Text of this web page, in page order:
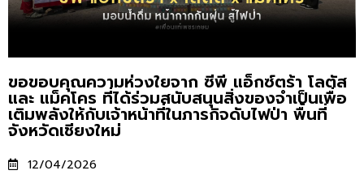
ขอขอบคุณความห่วงใยจาก ซีพี แอ็กซ์ตร้า โลตัส
และ แม็คโคร ที่ได้ร่วมสนับสนุนสิ่งของจำเป็นเพื่อ
เติมพลังให้กับเจ้าหน้าที่ในภารกิจดับไฟป่า พื้นที่
จังหวัดเชียงใหม่
12/04/2026